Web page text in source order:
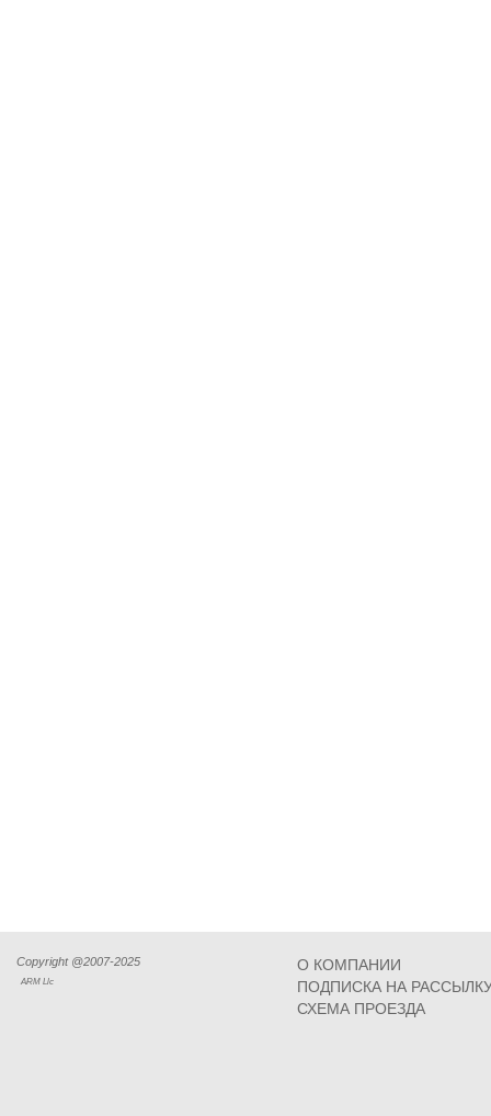
Copyright @2007-2025
ARM Llc
О КОМПАНИИ
ПОДПИСКА НА
СХЕМА ПРОЕЗДА